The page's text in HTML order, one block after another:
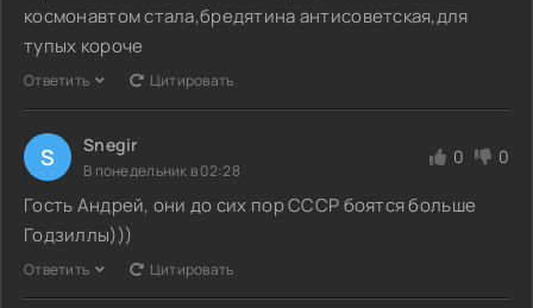
космонавтом стала,бредятина антисоветская,для
тупых короче
Ответить Цитировать
S Snegir
В понедельник в 02:28
0 0
Гость Андрей, они до сих пор СССР боятся больше
Годзиллы)))
Ответить Цитировать